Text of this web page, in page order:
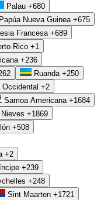
asiento, mes a mes, y
Con una aplicación
tu plantilla ni
por construirla una
esa renta perpetua
comparación inicial.
simple resta. No basta
del desarrollo: hay
tres o cinco años,
cuotas mensuales se
Palau +680
Papúa Nueva Guinea +675
Francesa +689
Rico +1
+236
Ruanda +250
Occidental +2
Samoa Americana +1684
+1869
+508
+2
+239
+248
Sint Maarten +1721